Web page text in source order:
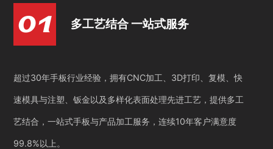
多工艺结合 一站式服务
超过30年手板行业经验，拥有CNC加工、3D打印、复模、快
速模具与注塑、钣金以及多样化表面处理先进工艺，提供多工
艺结合，一站式手板与产品加工服务，连续10年客户满意度
99.8%以上。